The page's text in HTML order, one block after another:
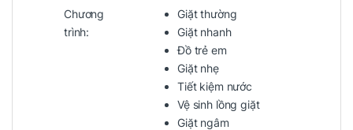
Chương
trình:
Giặt thường
Giặt nhanh
Đồ trẻ em
Giặt nhẹ
Tiết kiệm nước
Vệ sinh lồng giặt
Giặt ngâm